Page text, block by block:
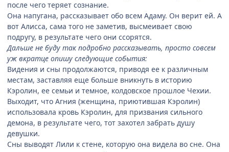
после чего теряет сознание.
Она напугана, рассказывает обо всем Адаму. Он верит ей. А
вот Алисса, сама того не заметив, высмеивает свою
подругу, в результате чего они ссорятся.
Дальше не буду так подробно рассказывать, просто совсем
уж вкратце опишу следующие события:
Видения и сны продолжаются, приводя ее к различным
местам, заставляя еще больше вникнуть в историю
Кэролин, ее семьи и темное, колдовское прошлое Чехии.
Выходит, что Агния (женщина, приютившая Кэролин)
использовала кровь Кэролин, для призвания сильного
демона, в результате чего, тот захотел забрать душу
девушки.
Сны выводят Лили к стене, которую она видела во сне. Она